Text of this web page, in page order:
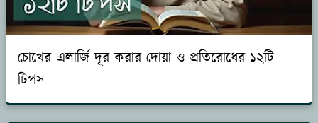
চোখের এলার্জি দূর করার দোয়া ও প্রতিরোধের ১২টি
টিপস